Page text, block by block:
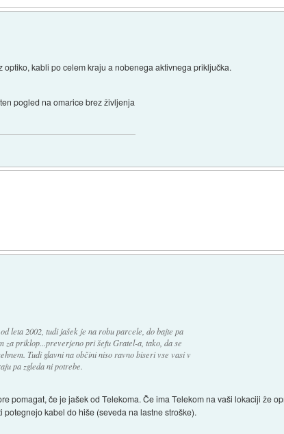
kabli po celem kraju a nobenega aktivnega priključka.
pogled na omarice brez življenja
leta 2002, tudi jašek je na robu parcele, do bajte pa
za priklop...preverjeno pri šefu Gratel-a, tako, da se
Tudi glavni na občini niso ravno biseri vse vasi v
pa zgleda ni potrebe.
pomagat, če je jašek od Telekoma. Če ima Telekom na vaši lokaciji že
kabel do hiše (seveda na lastne stroške).